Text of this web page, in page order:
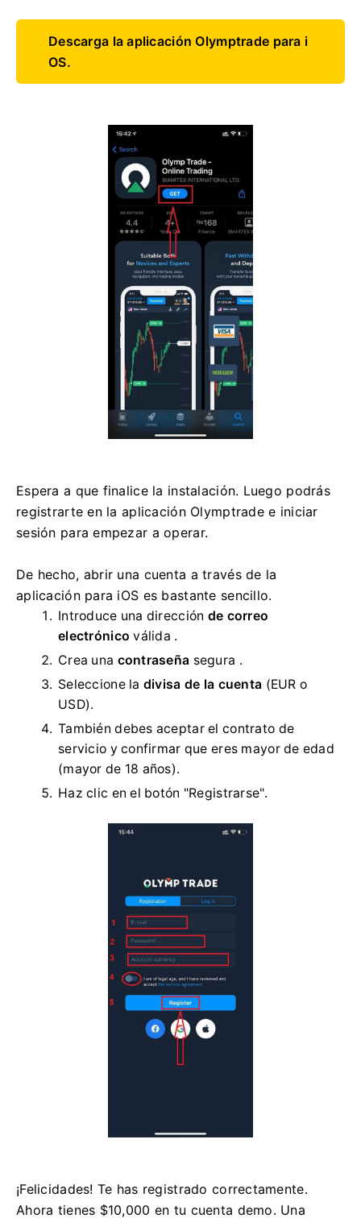
Descarga la aplicación Olymptrade para i
OS.
Espera a que finalice la instalación. Luego podrás
registrarte en la aplicación Olymptrade e iniciar
sesión para empezar a operar.
De hecho, abrir una cuenta a través de la
aplicación para iOS es bastante sencillo.
Introduce una dirección de correo
electrónico válida .
Crea una contraseña segura .
Seleccione la divisa de la cuenta (EUR o
USD).
También debes aceptar el contrato de
servicio y confirmar que eres mayor de edad
(mayor de 18 años).
Haz clic en el botón "Registrarse".
¡Felicidades! Te has registrado correctamente.
Ahora tienes $10,000 en tu cuenta demo. Una